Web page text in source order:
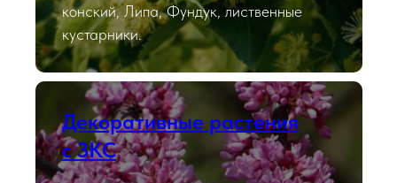
конский, Липа, Фундук, лиственные
кустарники.
Декоративные растения
с ЗКС